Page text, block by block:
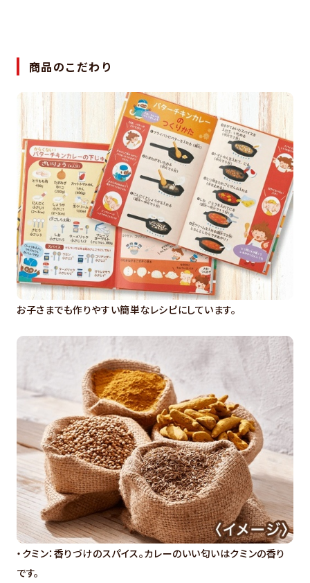
商品のこだわり
お子さまでも作りやすい簡単なレシピにしています。
・クミン：香りづけのスパイス。カレーのいい匂いはクミンの香り
です。